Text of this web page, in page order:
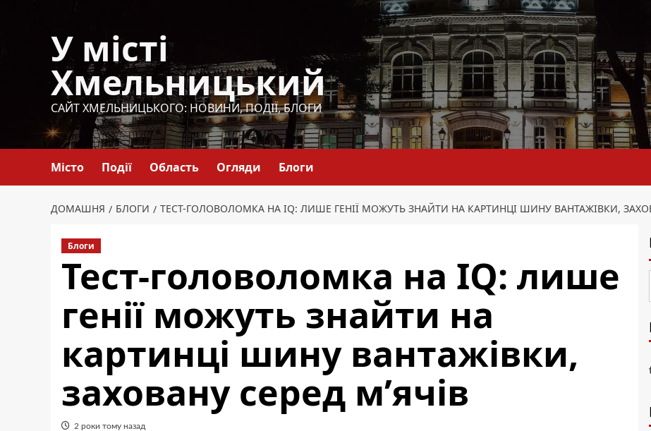
У місті
Хмельницький
САЙТ ХМЕЛЬНИЦЬКОГО: НОВИНИ, ПОДІЇ, БЛОГИ
Місто Події Область Огляди Блоги
ДОМАШНЯ БЛОГИ ТЕСТ-ГОЛОВОЛОМКА НА IQ: ЛИШЕ ГЕНІЇ МОЖУТЬ ЗНАЙТИ НА КАРТИНЦІ ШИНУ ВАНТАЖІВКИ,
Блоги
Тест-головоломка на IQ: лише
генії можуть знайти на
картинці шину вантажівки,
заховану серед м’ячів
2 роки тому назад